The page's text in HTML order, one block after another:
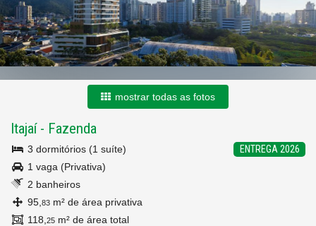
mostrar todas as fotos
Itajaí- Fazenda
ENTREGA 2026
3 dormitórios (1 suíte)
1 vaga (Privativa)
2 banheiros
95, 83 m² de área privativa
118, 25 m² de área total